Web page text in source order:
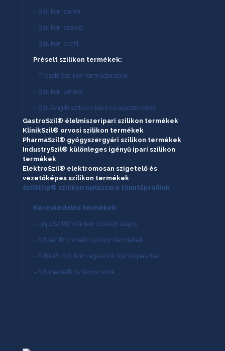
– Szilikon zsinór
– Szilikon szalag
– Szilikon profil
Préselt szilikon termékek:
– Préselt Szilikon formadarabok
– Szilikon lemez
– SzilRing® szilikon karima,lapostömítés
GastroSzil® élelmiszeripari szilikon termékek
KlinikSzil® orvosi szilikon termékek
PharmaSzil® gyógyszergyári szilikon termékek
IndustrySzil® különleges igényű ipari szilikon
termékek
ElektroSzil® elektromosan szigetelő és
vezetőképes szilikon termékek
SzilStrip® szilikon nyílászáró tömítőprofilok
Kereskedelmi termékek:
– LiquiSzil® Wacker szilikon olajok
– SilCast® önthető szilikon termékek
– SilBo® Szilikon ragasztók,tömítőpaszták
– SilGrease® Szilikonzsírok